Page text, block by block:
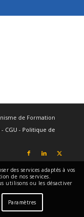
de Formation
CGU - Politique de
des services adaptés à vos
de nos services.
utilisons ou les désactiver
Paramètres